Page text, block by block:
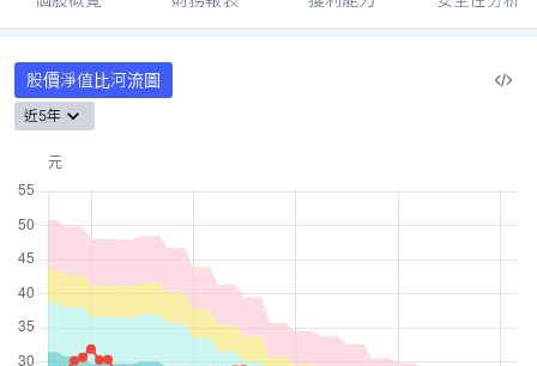
股價淨值比河流圖
近5年